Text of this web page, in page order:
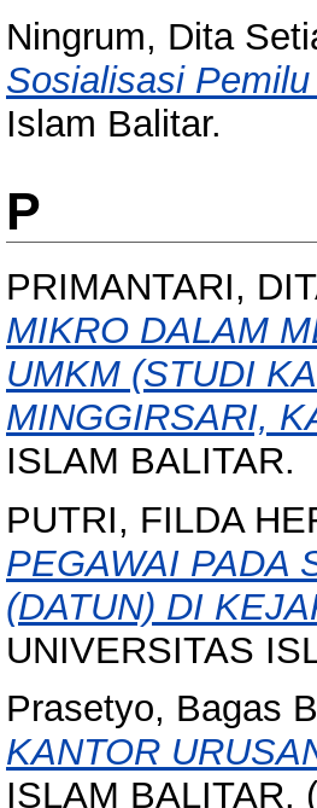
Ningrum, Dita
Sosialisasi
Islam Balitar.
P
PRIMANTARI,
MIKRO DALAM
UMKM (STUDI
MINGGIRSARI,
ISLAM BALITAR.
PUTRI, FILDA
PEGAWAI PADA
(DATUN) DI
UNIVERSITAS
Prasetyo, Bagas
KANTOR
ISLAM BALITAR.